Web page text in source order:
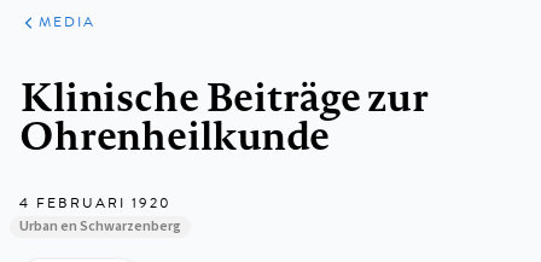
ARTIKELEN
VARIA
MEDIA
Klinische Beiträge zur
Ohrenheilkunde
4 FEBRUARI 1920
Urban en Schwarzenberg